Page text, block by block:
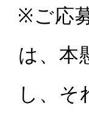
※ご応
は、本
し、